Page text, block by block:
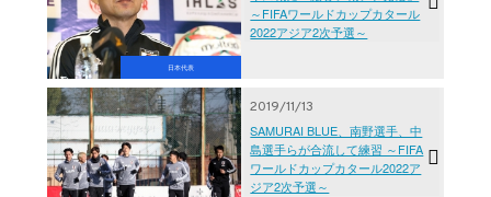
日本代表
～FIFAワールドカップカタール
2022アジア2次予選～
2019/11/13
SAMURAI BLUE、南野選手、中
島選手らが合流して練習 ～FIFA
ワールドカップカタール2022ア
ジア2次予選～